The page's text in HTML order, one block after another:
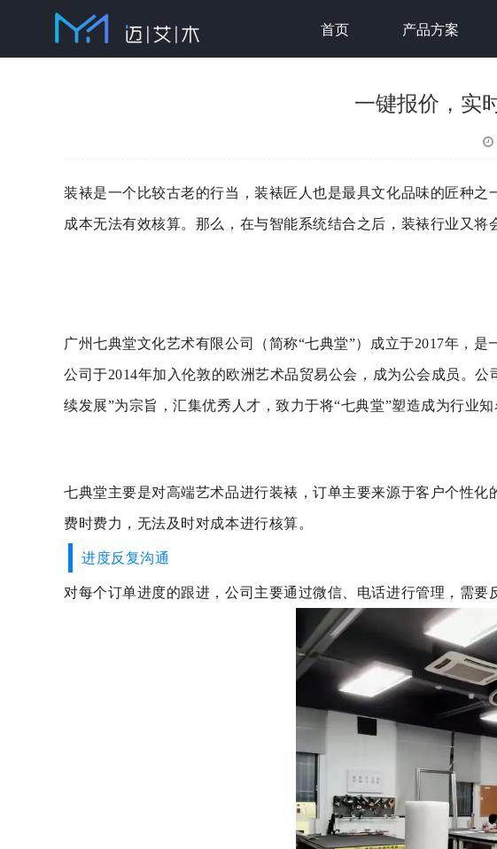
首页 产品方案
您当前位置： 首页 行业新闻> 一键报价，实时把控
一键报价，实
装裱是一个比较古老的行当，装裱匠人也是最具文化品味的匠种
成本无法有效核算。那么，在与智能系统结合之后，装裱行业又将
广州七典堂文化艺术有限公司（简称“七典堂”）成立于2017年，
公司于2014年加入伦敦的欧洲艺术品贸易公会，成为公会成员。公
续发展”为宗旨，汇集优秀人才，致力于将“七典堂”塑造成为行业知
七典堂主要是对高端艺术品进行装裱，订单主要来源于客户个性
费时费力，无法及时对成本进行核算。
进度反复沟通
对每个订单进度的跟进，公司主要通过微信、电话进行管理，需要